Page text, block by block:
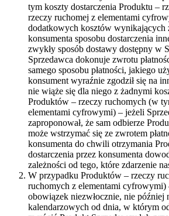
tym koszty dostarczenia Produktu –
rzeczy ruchomej z elementami
dodatkowych kosztów wynikających
konsumenta sposobu dostarczenia
zwykły sposób dostawy dostępny w
Sprzedawca dokonuje zwrotu
samego sposobu płatności, jakiego
konsument wyraźnie zgodził się na
nie wiąże się dla niego z żadnymi
Produktów – rzeczy ruchomych (w
elementami cyfrowymi) – jeżeli
zaproponował, że sam odbierze
może wstrzymać się ze zwrotem
konsumenta do chwili otrzymania
dostarczenia przez konsumenta
zależności od tego, które zdarzenie
W przypadku Produktów – rzeczy
ruchomych z elementami cyfrowymi)
obowiązek niezwłocznie, nie później
kalendarzowych od dnia, w którym